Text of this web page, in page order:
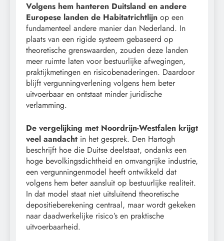
Volgens hem hanteren Duitsland en andere
Europese landen de Habitatrichtlijn op een
fundamenteel andere manier dan Nederland. In
plaats van een rigide systeem gebaseerd op
theoretische grenswaarden, zouden deze landen
meer ruimte laten voor bestuurlijke afwegingen,
praktijkmetingen en risicobenaderingen. Daardoor
blijft vergunningverlening volgens hem beter
uitvoerbaar en ontstaat minder juridische
verlamming.
De vergelijking met Noordrijn-Westfalen krijgt
veel aandacht in het gesprek. Den Hartogh
beschrijft hoe die Duitse deelstaat, ondanks een
hoge bevolkingsdichtheid en omvangrijke industrie,
een vergunningenmodel heeft ontwikkeld dat
volgens hem beter aansluit op bestuurlijke realiteit.
In dat model staat niet uitsluitend theoretische
depositieberekening centraal, maar wordt gekeken
naar daadwerkelijke risico’s en praktische
uitvoerbaarheid.